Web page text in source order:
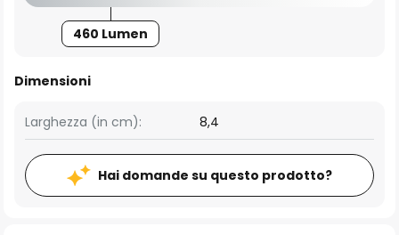
460 Lumen
Dimensioni
Larghezza (in cm): 8,4
Hai domande su questo prodotto?